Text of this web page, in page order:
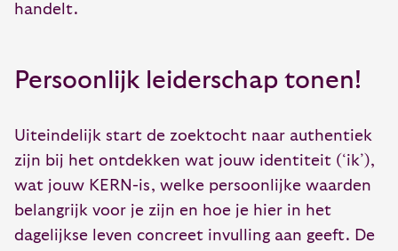
handelt.
Persoonlijk leiderschap tonen!
Uiteindelijk start de zoektocht naar authentiek
zijn bij het ontdekken wat jouw identiteit (‘ik’),
wat jouw KERN-is, welke persoonlijke waarden
belangrijk voor je zijn en hoe je hier in het
dagelijkse leven concreet invulling aan geeft. De